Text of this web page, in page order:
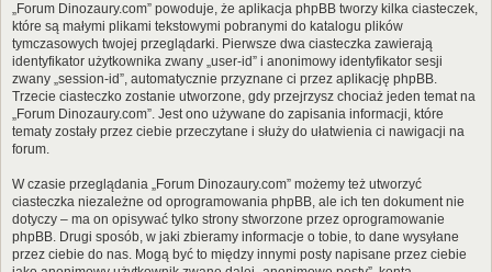
„Forum Dinozaury.com” powoduje, że aplikacja phpBB tworzy kilka ciasteczek,
które są małymi plikami tekstowymi pobranymi do katalogu plików
tymczasowych twojej przeglądarki. Pierwsze dwa ciasteczka zawierają
identyfikator użytkownika zwany „user-id” i anonimowy identyfikator sesji
zwany „session-id”, automatycznie przyznane ci przez aplikację phpBB.
Trzecie ciasteczko zostanie utworzone, gdy przejrzysz chociaż jeden temat na
„Forum Dinozaury.com”. Jest ono używane do zapisania informacji, które
tematy zostały przez ciebie przeczytane i służy do ułatwienia ci nawigacji na
forum.
W czasie przeglądania „Forum Dinozaury.com” możemy też utworzyć
ciasteczka niezależne od oprogramowania phpBB, ale ich ten dokument nie
dotyczy – ma on opisywać tylko strony stworzone przez oprogramowanie
phpBB. Drugi sposób, w jaki zbieramy informacje o tobie, to dane wysyłane
przez ciebie do nas. Mogą być to między innymi posty napisane przez ciebie